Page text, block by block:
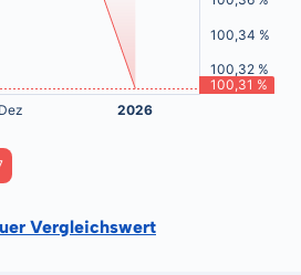
Vergleichswert